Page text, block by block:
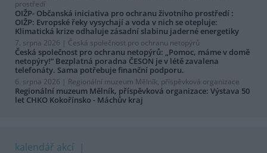
prostředí
OIŽP- Občanská iniciativa pro ochranu životního prostředí :
OIŽP: Evropské řeky vysychají a voda v nich se otepluje:
Klimatická krize odhaluje zásadní slabinu jaderné energetiky
7. srpna 2026 | Česká společnost pro ochranu netopýrů
Česká společnost pro ochranu netopýrů: „Pomoc, máme v domě
netopýry!“ Bezplatná poradna ČESON je v létě zavalena
telefonáty. Sama potřebuje finanční podporu.
6. srpna 2026 | Regionální muzeum Mělník, příspěvková organizace
Regionální muzeum Mělník, příspěvková organizace: Výstava 50
let CHKO Kokořínsko - Máchův kraj
kalendář akcí